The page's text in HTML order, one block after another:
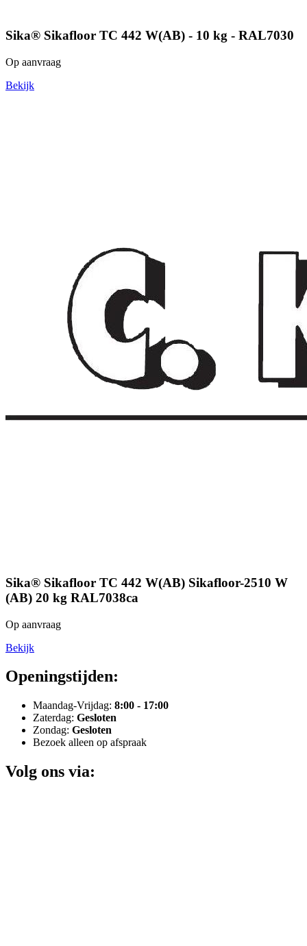
Sika® Sikafloor TC 442 W(AB) - 10 kg - RAL7030
Op aanvraag
Bekijk
Sika® Sikafloor TC 442 W(AB) Sikafloor-2510 W
(AB) 20 kg RAL7038ca
Op aanvraag
Bekijk
Openingstijden:
Maandag-Vrijdag: 8:00 - 17:00
Zaterdag: Gesloten
Zondag: Gesloten
Bezoek alleen op afspraak
Volg ons via: